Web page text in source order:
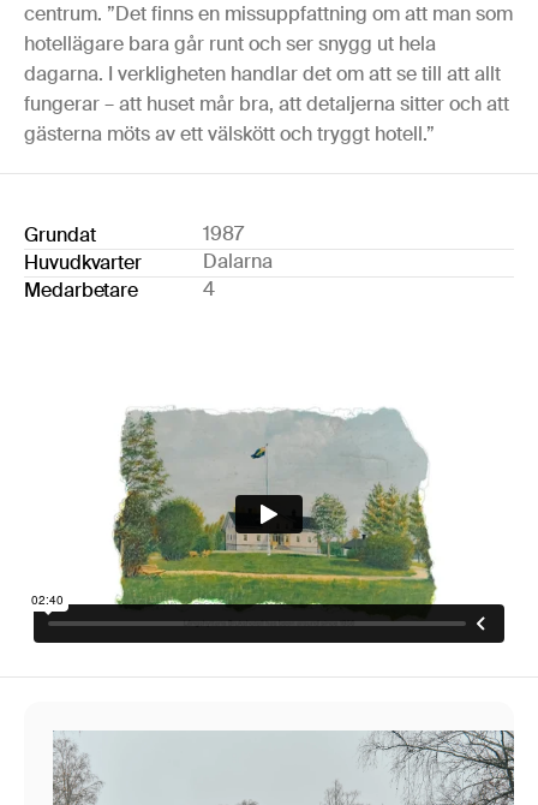
centrum. ”Det finns en missuppfattning om att man som
hotellägare bara går runt och ser snygg ut hela
dagarna. I verkligheten handlar det om att se till att allt
fungerar – att huset mår bra, att detaljerna sitter och att
gästerna möts av ett välskött och tryggt hotell.”
Grundat
1987
Huvudkvarter
Dalarna
Medarbetare
4